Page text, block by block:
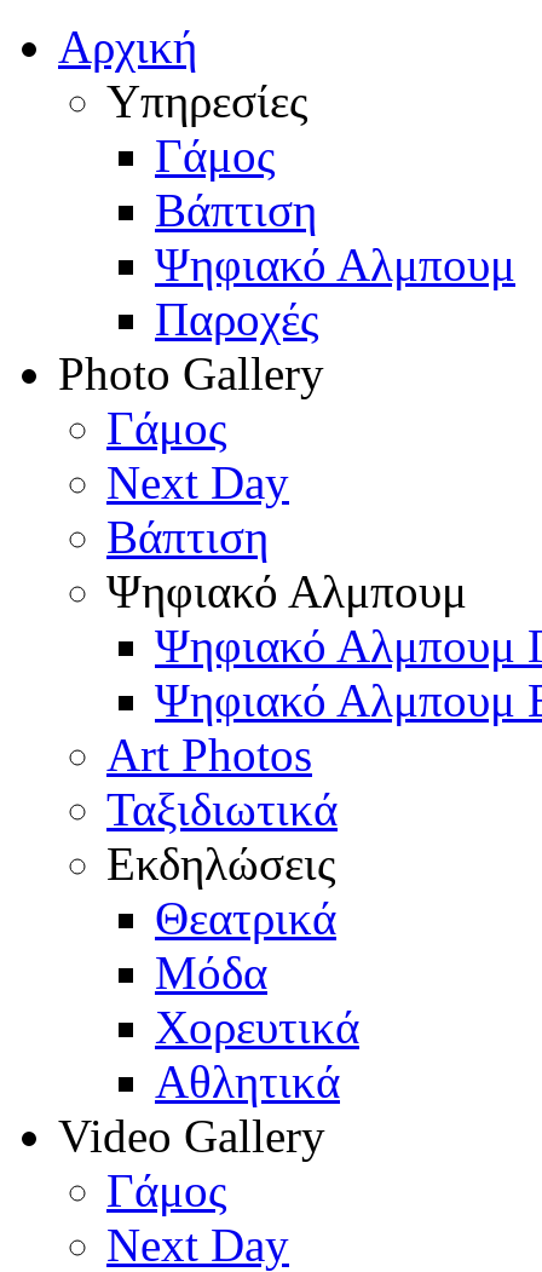
Αρχική
Υπηρεσίες
Γάμος
Βάπτιση
Ψηφιακό Αλμπουμ
Παροχές
Photo Gallery
Γάμος
Next Day
Βάπτιση
Ψηφιακό Αλμπουμ
Ψηφιακό Αλμπουμ
Ψηφιακό Αλμπουμ
Art Photos
Ταξιδιωτικά
Εκδηλώσεις
Θεατρικά
Μόδα
Χορευτικά
Αθλητικά
Video Gallery
Γάμος
Next Day